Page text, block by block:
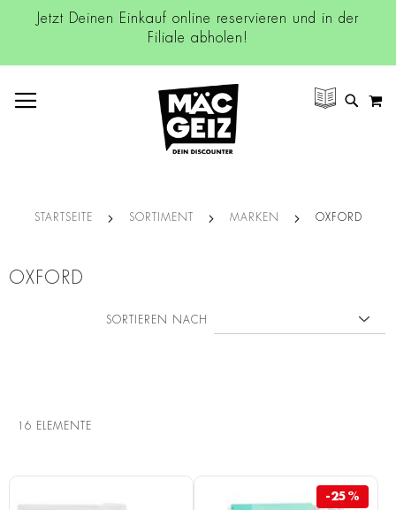
Jetzt Deinen Einkauf online reservieren und in der
Filiale abholen!
SUCHE
STARTSEITE SORTIMENT MARKEN OXFORD
OXFORD
16 ELEMENTE
SORTIEREN NACH
-25%